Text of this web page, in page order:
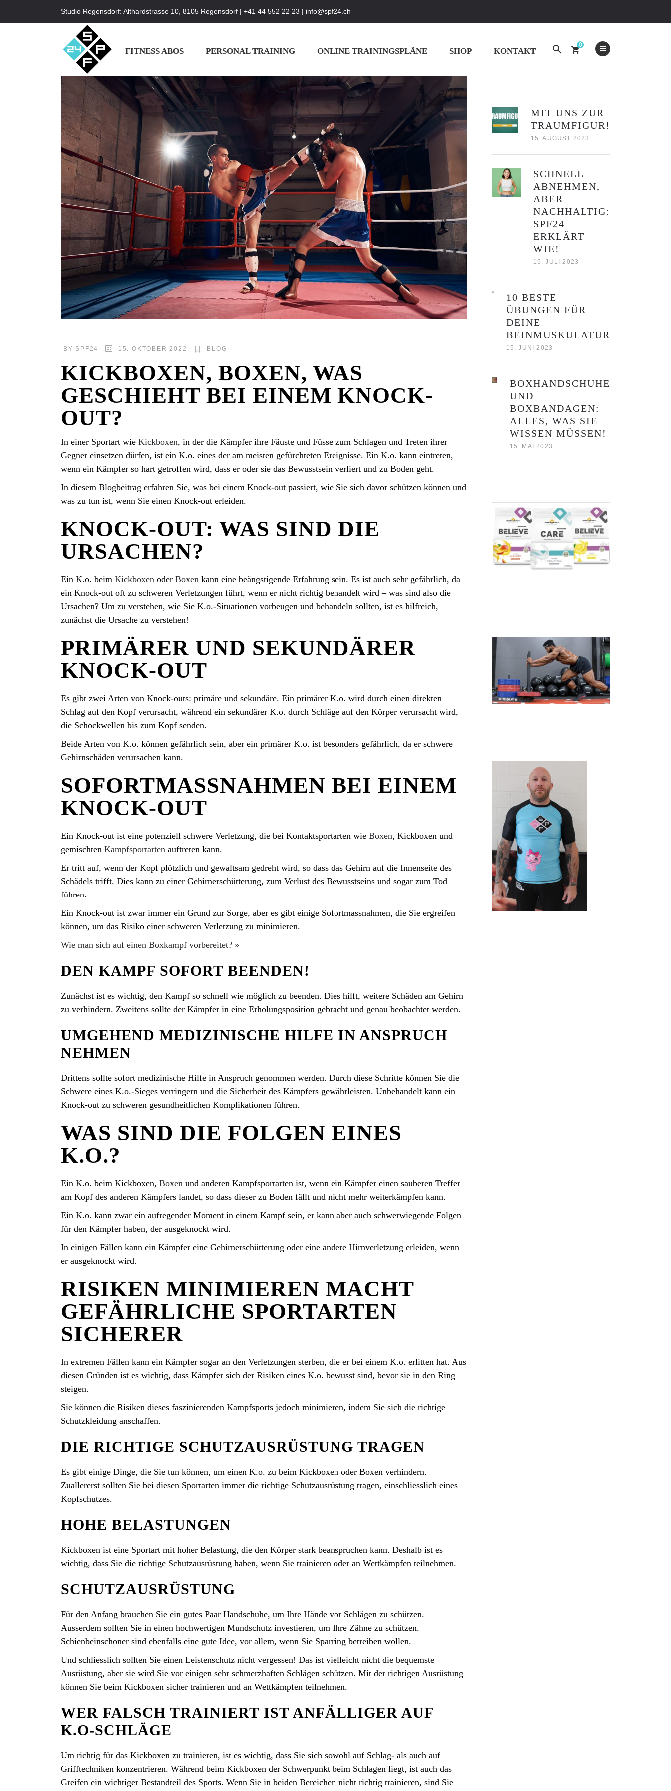
Studio Regensdorf: Althardstrasse 10, 8105 Regensdorf | +41 44 552 22 23 | info@spf24.ch
FITNESS ABOS PERSONAL TRAINING ONLINE TRAININGSPLÄNE SHOP KONTAKT
0
BY SPF24 15. OKTOBER 2022 BLOG
KICKBOXEN, BOXEN, WAS
GESCHIEHT BEI EINEM KNOCK-
OUT?
In einer Sportart wie Kickboxen, in der die Kämpfer ihre Fäuste und Füsse zum Schlagen und Treten ihrer
Gegner einsetzen dürfen, ist ein K.o. eines der am meisten gefürchteten Ereignisse. Ein K.o. kann eintreten,
wenn ein Kämpfer so hart getroffen wird, dass er oder sie das Bewusstsein verliert und zu Boden geht.
In diesem Blogbeitrag erfahren Sie, was bei einem Knock-out passiert, wie Sie sich davor schützen können und
was zu tun ist, wenn Sie einen Knock-out erleiden.
KNOCK-OUT: WAS SIND DIE
URSACHEN?
Ein K.o. beim Kickboxen oder Boxen kann eine beängstigende Erfahrung sein. Es ist auch sehr gefährlich, da
ein Knock-out oft zu schweren Verletzungen führt, wenn er nicht richtig behandelt wird – was sind also die
Ursachen? Um zu verstehen, wie Sie K.o.-Situationen vorbeugen und behandeln sollten, ist es hilfreich,
zunächst die Ursache zu verstehen!
PRIMÄRER UND SEKUNDÄRER
KNOCK-OUT
Es gibt zwei Arten von Knock-outs: primäre und sekundäre. Ein primärer K.o. wird durch einen direkten
Schlag auf den Kopf verursacht, während ein sekundärer K.o. durch Schläge auf den Körper verursacht wird,
die Schockwellen bis zum Kopf senden.
Beide Arten von K.o. können gefährlich sein, aber ein primärer K.o. ist besonders gefährlich, da er schwere
Gehirnschäden verursachen kann.
SOFORTMASSNAHMEN BEI EINEM
KNOCK-OUT
Ein Knock-out ist eine potenziell schwere Verletzung, die bei Kontaktsportarten wie Boxen, Kickboxen und
gemischten Kampfsportarten auftreten kann.
Er tritt auf, wenn der Kopf plötzlich und gewaltsam gedreht wird, so dass das Gehirn auf die Innenseite des
Schädels trifft. Dies kann zu einer Gehirnerschütterung, zum Verlust des Bewusstseins und sogar zum Tod
führen.
Ein Knock-out ist zwar immer ein Grund zur Sorge, aber es gibt einige Sofortmassnahmen, die Sie ergreifen
können, um das Risiko einer schweren Verletzung zu minimieren.
Wie man sich auf einen Boxkampf vorbereitet? »
DEN KAMPF SOFORT BEENDEN!
Zunächst ist es wichtig, den Kampf so schnell wie möglich zu beenden. Dies hilft, weitere Schäden am Gehirn
zu verhindern. Zweitens sollte der Kämpfer in eine Erholungsposition gebracht und genau beobachtet werden.
UMGEHEND MEDIZINISCHE HILFE IN ANSPRUCH
NEHMEN
Drittens sollte sofort medizinische Hilfe in Anspruch genommen werden. Durch diese Schritte können Sie die
Schwere eines K.o.-Sieges verringern und die Sicherheit des Kämpfers gewährleisten. Unbehandelt kann ein
Knock-out zu schweren gesundheitlichen Komplikationen führen.
WAS SIND DIE FOLGEN EINES
K.O.?
Ein K.o. beim Kickboxen, Boxen und anderen Kampfsportarten ist, wenn ein Kämpfer einen sauberen Treffer
am Kopf des anderen Kämpfers landet, so dass dieser zu Boden fällt und nicht mehr weiterkämpfen kann.
Ein K.o. kann zwar ein aufregender Moment in einem Kampf sein, er kann aber auch schwerwiegende Folgen
für den Kämpfer haben, der ausgeknockt wird.
In einigen Fällen kann ein Kämpfer eine Gehirnerschütterung oder eine andere Hirnverletzung erleiden, wenn
er ausgeknockt wird.
RISIKEN MINIMIEREN MACHT
GEFÄHRLICHE SPORTARTEN
SICHERER
In extremen Fällen kann ein Kämpfer sogar an den Verletzungen sterben, die er bei einem K.o. erlitten hat. Aus
diesen Gründen ist es wichtig, dass Kämpfer sich der Risiken eines K.o. bewusst sind, bevor sie in den Ring
steigen.
Sie können die Risiken dieses faszinierenden Kampfsports jedoch minimieren, indem Sie sich die richtige
Schutzkleidung anschaffen.
DIE RICHTIGE SCHUTZAUSRÜSTUNG TRAGEN
Es gibt einige Dinge, die Sie tun können, um einen K.o. zu beim Kickboxen oder Boxen verhindern.
Zuallererst sollten Sie bei diesen Sportarten immer die richtige Schutzausrüstung tragen, einschliesslich eines
Kopfschutzes.
HOHE BELASTUNGEN
Kickboxen ist eine Sportart mit hoher Belastung, die den Körper stark beanspruchen kann. Deshalb ist es
wichtig, dass Sie die richtige Schutzausrüstung haben, wenn Sie trainieren oder an Wettkämpfen teilnehmen.
SCHUTZAUSRÜSTUNG
Für den Anfang brauchen Sie ein gutes Paar Handschuhe, um Ihre Hände vor Schlägen zu schützen.
Ausserdem sollten Sie in einen hochwertigen Mundschutz investieren, um Ihre Zähne zu schützen.
Schienbeinschoner sind ebenfalls eine gute Idee, vor allem, wenn Sie Sparring betreiben wollen.
Und schliesslich sollten Sie einen Leistenschutz nicht vergessen! Das ist vielleicht nicht die bequemste
Ausrüstung, aber sie wird Sie vor einigen sehr schmerzhaften Schlägen schützen. Mit der richtigen Ausrüstung
können Sie beim Kickboxen sicher trainieren und an Wettkämpfen teilnehmen.
WER FALSCH TRAINIERT IST ANFÄLLIGER AUF
K.O-SCHLÄGE
Um richtig für das Kickboxen zu trainieren, ist es wichtig, dass Sie sich sowohl auf Schlag- als auch auf
Grifftechniken konzentrieren. Während beim Kickboxen der Schwerpunkt beim Schlagen liegt, ist auch das
Greifen ein wichtiger Bestandteil des Sports. Wenn Sie in beiden Bereichen nicht richtig trainieren, sind Sie
MIT UNS ZUR
TRAUMFIGUR!
15. AUGUST 2023
SCHNELL
ABNEHMEN,
ABER
NACHHALTIG:
SPF24
ERKLÄRT
WIE!
15. JULI 2023
10 BESTE
ÜBUNGEN FÜR
DEINE
BEINMUSKULATUR
15. JUNI 2023
BOXHANDSCHUHE
UND
BOXBANDAGEN:
ALLES, WAS SIE
WISSEN MÜSSEN!
15. MAI 2023